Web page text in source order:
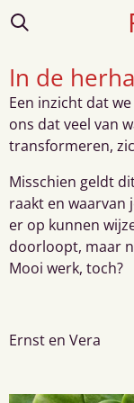
Ga
de
hoofdinhoud
In de
Een inzicht dat
ons dat veel van
transformeren,
Misschien geldt
raakt en waarvan
er op kunnen
doorloopt, maar
Mooi werk, toch?
Ernst en Vera